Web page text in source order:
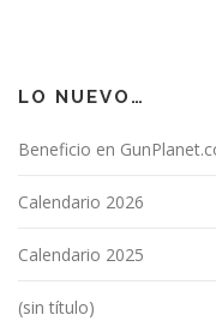
LO NUEVO…
Beneficio en
Calendario 2026
Calendario 2025
(sin título)